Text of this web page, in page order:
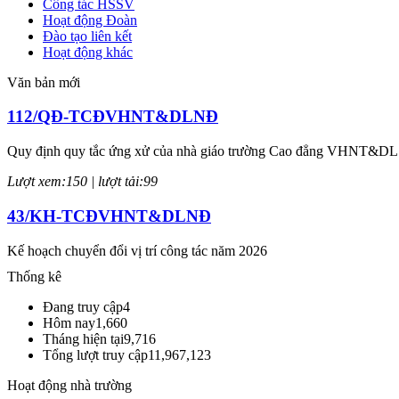
Công tác HSSV
Hoạt động Đoàn
Đào tạo liên kết
Hoạt động khác
Văn bản mới
112/QĐ-TCĐVHNT&DLNĐ
Quy định quy tắc ứng xử của nhà giáo trường Cao đẳng
Lượt xem:150 | lượt tải:99
43/KH-TCĐVHNT&DLNĐ
Kế hoạch chuyển đổi vị trí công tác năm 2026
Lượt xem:244 | lượt tải:145
238/2025/NĐ-CP
Quy định về chính sách học phí, miễn, giảm, hỗ trợ học phí, hỗ trợ
Lượt xem:347 | lượt tải:223
Thống kê
Đang truy cập4
Hôm nay1,660
Tháng hiện tại9,716
Tổng lượt truy cập11,967,123
Hoạt động nhà trường